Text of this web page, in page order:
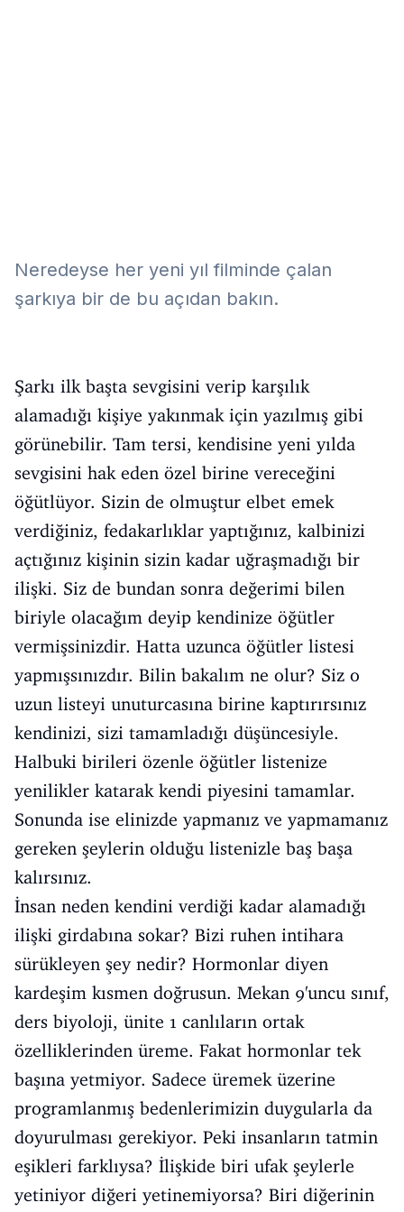
Neredeyse her yeni yıl filminde çalan
şarkıya bir de bu açıdan bakın.
Şarkı ilk başta sevgisini verip karşılık
alamadığı kişiye yakınmak için yazılmış gibi
görünebilir. Tam tersi, kendisine yeni yılda
sevgisini hak eden özel birine vereceğini
öğütlüyor. Sizin de olmuştur elbet emek
verdiğiniz, fedakarlıklar yaptığınız, kalbinizi
açtığınız kişinin sizin kadar uğraşmadığı bir
ilişki. Siz de bundan sonra değerimi bilen
biriyle olacağım deyip kendinize öğütler
vermişsinizdir. Hatta uzunca öğütler listesi
yapmışsınızdır. Bilin bakalım ne olur? Siz o
uzun listeyi unuturcasına birine kaptırırsınız
kendinizi, sizi tamamladığı düşüncesiyle.
Halbuki birileri özenle öğütler listenize
yenilikler katarak kendi piyesini tamamlar.
Sonunda ise elinizde yapmanız ve yapmamanız
gereken şeylerin olduğu listenizle baş başa
kalırsınız.
İnsan neden kendini verdiği kadar alamadığı
ilişki girdabına sokar? Bizi ruhen intihara
sürükleyen şey nedir? Hormonlar diyen
kardeşim kısmen doğrusun. Mekan 9'uncu sınıf,
ders biyoloji, ünite 1 canlıların ortak
özelliklerinden üreme. Fakat hormonlar tek
başına yetmiyor. Sadece üremek üzerine
programlanmış bedenlerimizin duygularla da
doyurulması gerekiyor. Peki insanların tatmin
eşikleri farklıysa? İlişkide biri ufak şeylerle
yetiniyor diğeri yetinemiyorsa? Biri diğerinin